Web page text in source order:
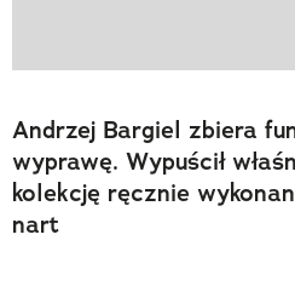
Andrzej Bargiel zbiera
wyprawę. Wypuścił
kolekcję ręcznie
nart